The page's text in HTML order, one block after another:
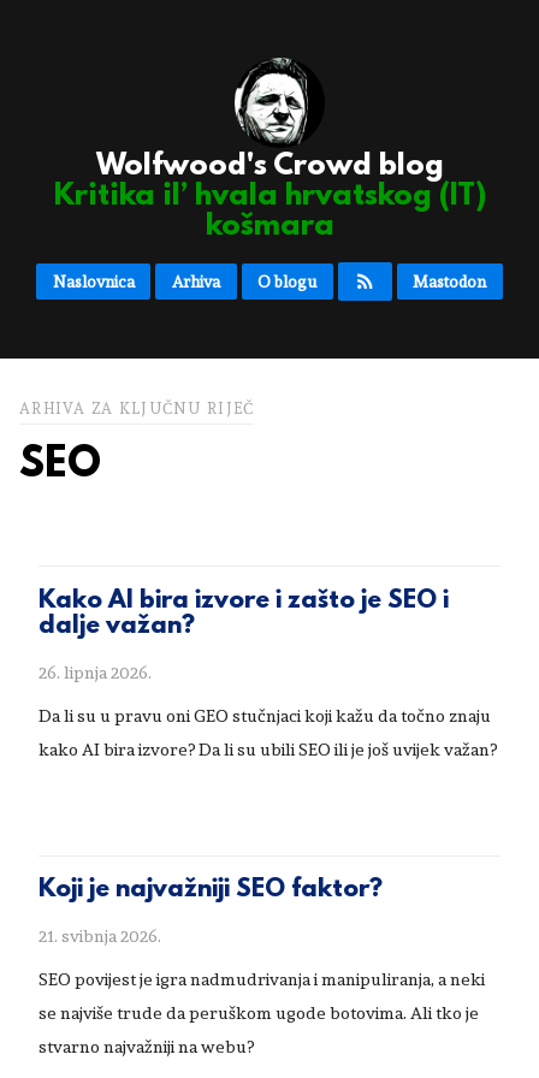
Wolfwood's Crowd blog
Kritika il’ hvala hrvatskog (IT)
košmara
Naslovnica Arhiva O blogu Mastodon
ARHIVA ZA KLJUČNU RIJEČ
SEO
Kako AI bira izvore i zašto je SEO i
dalje važan?
26. lipnja 2026.
Da li su u pravu oni GEO stučnjaci koji kažu da točno znaju
kako AI bira izvore? Da li su ubili SEO ili je još uvijek važan?
Koji je najvažniji SEO faktor?
21. svibnja 2026.
SEO povijest je igra nadmudrivanja i manipuliranja, a neki
se najviše trude da peruškom ugode botovima. Ali tko je
stvarno najvažniji na webu?